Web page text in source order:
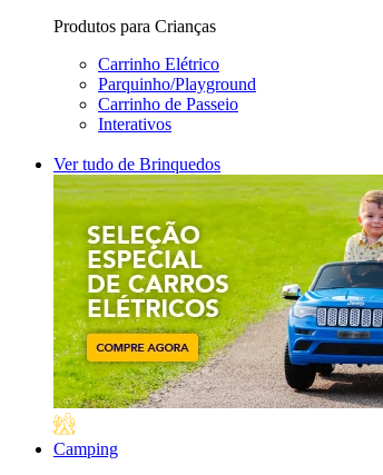
Produtos para Crianças
Carrinho Elétrico
Parquinho/Playground
Carrinho de Passeio
Interativos
Ver tudo de Brinquedos
Camping